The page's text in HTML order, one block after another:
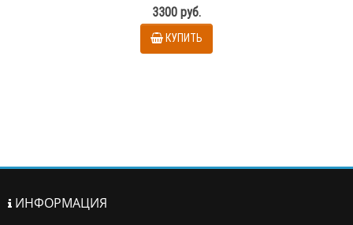
3300 руб.
КУПИТЬ
ИНФОРМАЦИЯ